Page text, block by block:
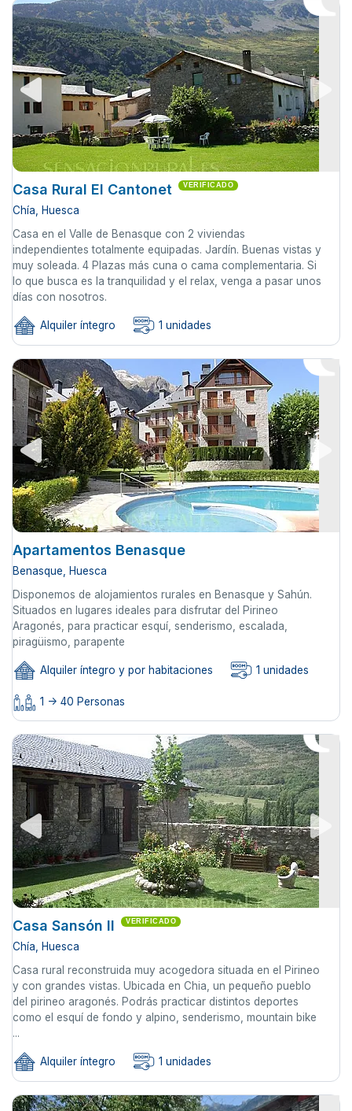
Casa Rural El Cantonet VERIFICADO
Chía, Huesca
Casa en el Valle de Benasque con 2 viviendas
independientes totalmente equipadas. Jardín. Buenas vistas y
muy soleada. 4 Plazas más cuna o cama complementaria. Si
lo que busca es la tranquilidad y el relax, venga a pasar unos
días con nosotros.
Alquiler íntegro 1 unidades
Apartamentos Benasque
Benasque, Huesca
Disponemos de alojamientos rurales en Benasque y Sahún.
Situados en lugares ideales para disfrutar del Pirineo
Aragonés, para practicar esquí, senderismo, escalada,
piragüismo, parapente
Alquiler íntegro y por habitaciones 1 unidades
1 -> 40 Personas
Casa Sansón II VERIFICADO
Chía, Huesca
Casa rural reconstruida muy acogedora situada en el Pirineo
y con grandes vistas. Ubicada en Chia, un pequeño pueblo
del pirineo aragonés. Podrás practicar distintos deportes
como el esquí de fondo y alpino, senderismo, mountain bike
...
Alquiler íntegro 1 unidades